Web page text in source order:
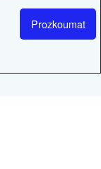
Prozkoumat